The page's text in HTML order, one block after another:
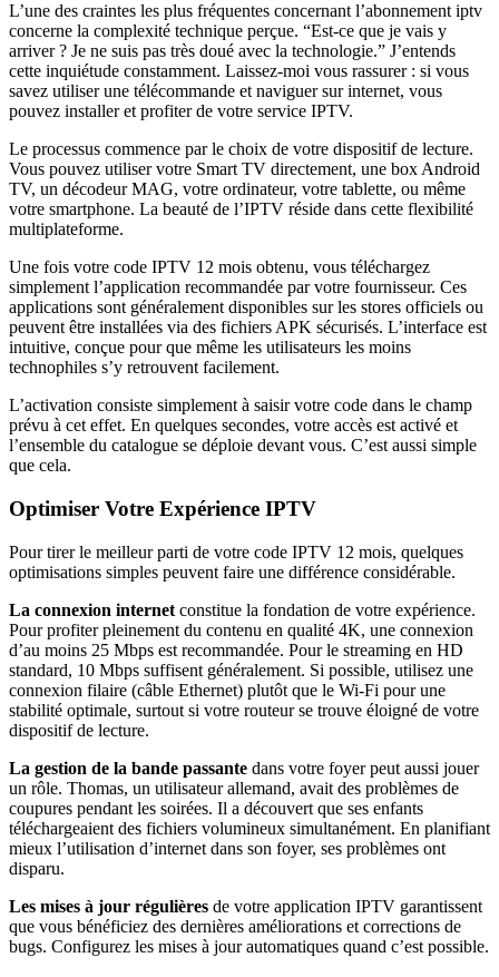
L’une des craintes les plus fréquentes concernant l’abonnement iptv
concerne la complexité technique perçue. “Est-ce que je vais y
arriver ? Je ne suis pas très doué avec la technologie.” J’entends
cette inquiétude constamment. Laissez-moi vous rassurer : si vous
savez utiliser une télécommande et naviguer sur internet, vous
pouvez installer et profiter de votre service IPTV.
Le processus commence par le choix de votre dispositif de lecture.
Vous pouvez utiliser votre Smart TV directement, une box Android
TV, un décodeur MAG, votre ordinateur, votre tablette, ou même
votre smartphone. La beauté de l’IPTV réside dans cette flexibilité
multiplateforme.
Une fois votre code IPTV 12 mois obtenu, vous téléchargez
simplement l’application recommandée par votre fournisseur. Ces
applications sont généralement disponibles sur les stores officiels ou
peuvent être installées via des fichiers APK sécurisés. L’interface est
intuitive, conçue pour que même les utilisateurs les moins
technophiles s’y retrouvent facilement.
L’activation consiste simplement à saisir votre code dans le champ
prévu à cet effet. En quelques secondes, votre accès est activé et
l’ensemble du catalogue se déploie devant vous. C’est aussi simple
que cela.
Optimiser Votre Expérience IPTV
Pour tirer le meilleur parti de votre code IPTV 12 mois, quelques
optimisations simples peuvent faire une différence considérable.
La connexion internet constitue la fondation de votre expérience.
Pour profiter pleinement du contenu en qualité 4K, une connexion
d’au moins 25 Mbps est recommandée. Pour le streaming en HD
standard, 10 Mbps suffisent généralement. Si possible, utilisez une
connexion filaire (câble Ethernet) plutôt que le Wi-Fi pour une
stabilité optimale, surtout si votre routeur se trouve éloigné de votre
dispositif de lecture.
La gestion de la bande passante dans votre foyer peut aussi jouer
un rôle. Thomas, un utilisateur allemand, avait des problèmes de
coupures pendant les soirées. Il a découvert que ses enfants
téléchargeaient des fichiers volumineux simultanément. En planifiant
mieux l’utilisation d’internet dans son foyer, ses problèmes ont
disparu.
Les mises à jour régulières de votre application IPTV garantissent
que vous bénéficiez des dernières améliorations et corrections de
bugs. Configurez les mises à jour automatiques quand c’est possible.